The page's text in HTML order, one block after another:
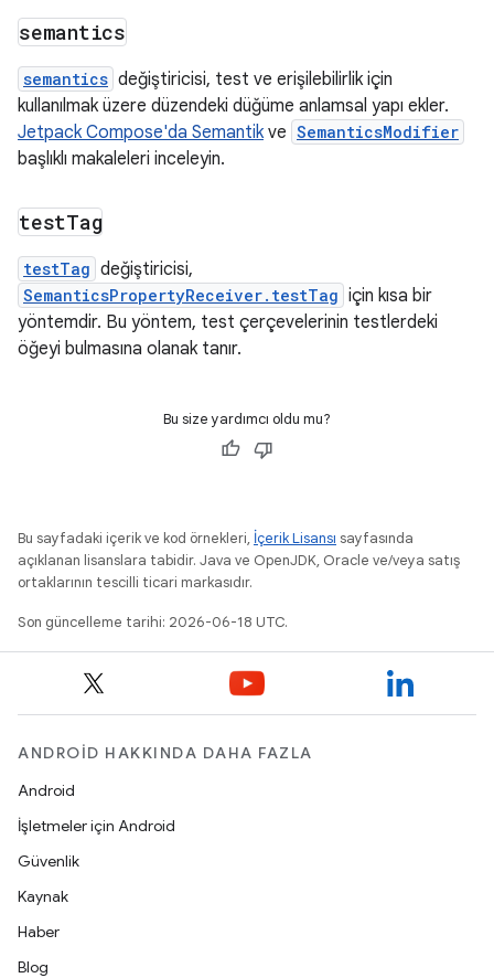
semantics
semantics değiştiricisi, test ve erişilebilirlik için
kullanılmak üzere düzendeki düğüme anlamsal yapı ekler.
Jetpack Compose'da Semantikve SemanticsModifier
başlıklı makaleleri inceleyin.
testTag
testTag değiştiricisi,
SemanticsPropertyReceiver.testTag için kısa bir
yöntemdir. Bu yöntem, test çerçevelerinin testlerdeki
öğeyi bulmasına olanak tanır.
Bu size yardımcı oldu mu?
Bu sayfadaki içerik ve kod örnekleri, İçerik Lisansı sayfasında
açıklanan lisanslara tabidir. Java ve OpenJDK, Oracle ve/veya satış
ortaklarının tescilli ticari markasıdır.
Son güncelleme tarihi: 2026-06-18 UTC.
ANDROID HAKKINDA DAHA FAZLA
Android
İşletmeler için Android
Güvenlik
Kaynak
Haber
Blog